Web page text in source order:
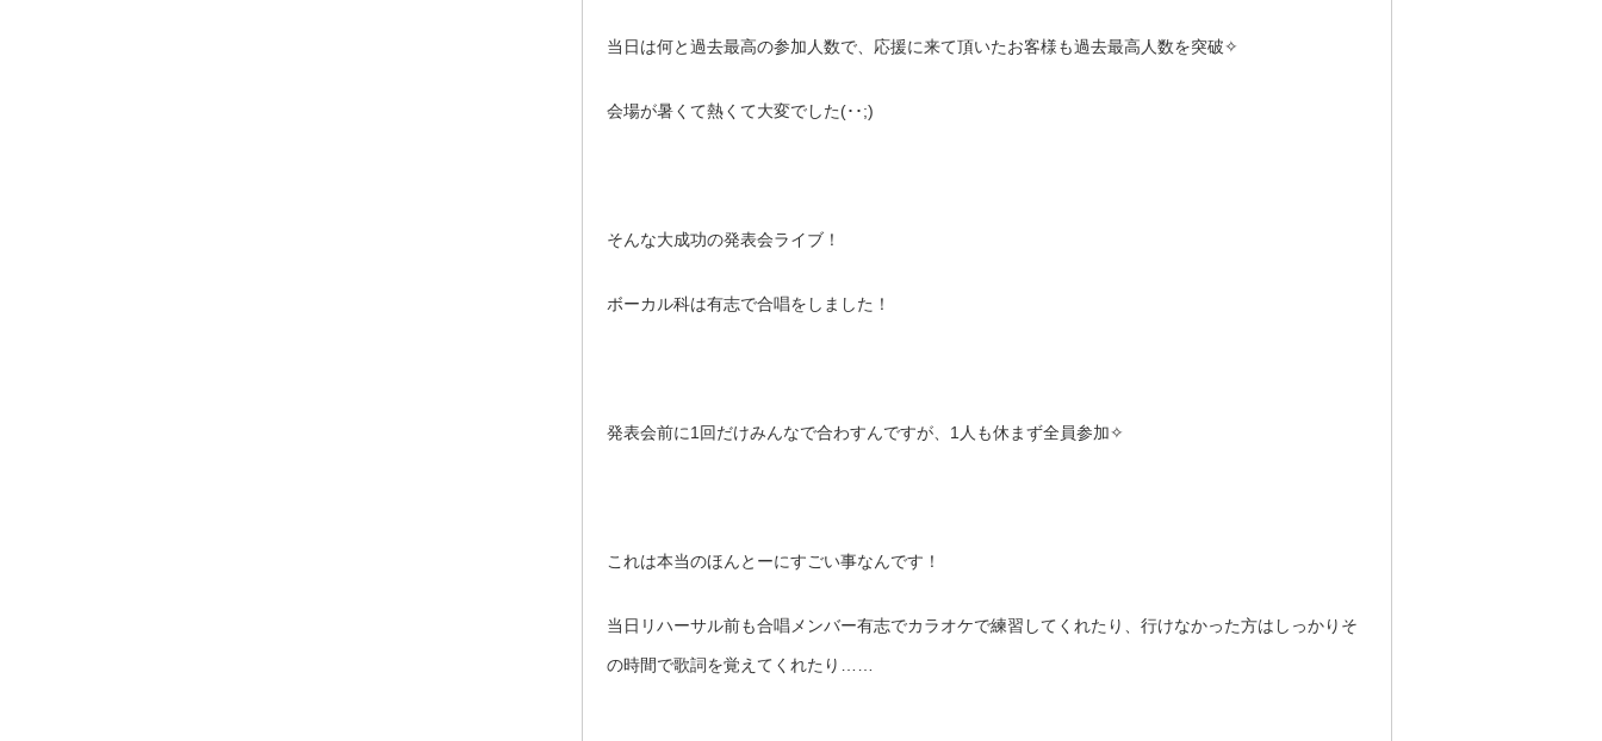
当日は何と過去最高の参加人数で、応援に来て頂いたお客様も過去最高人数を突破✧
会場が暑くて熱くて大変でした(･･;)
そんな大成功の発表会ライブ！
ボーカル科は有志で合唱をしました！
発表会前に1回だけみんなで合わすんですが、1人も休まず全員参加✧
これは本当のほんとーにすごい事なんです！
当日リハーサル前も合唱メンバー有志でカラオケで練習してくれたり、行けなかった方はしっかりそ
の時間で歌詞を覚えてくれたり……